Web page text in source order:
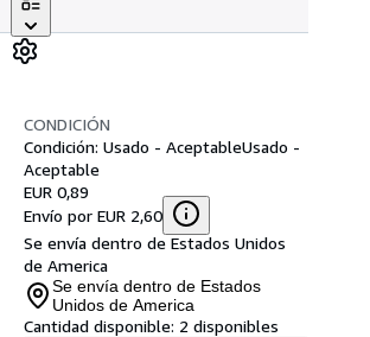
CONDICIÓN
Condición: Usado - AceptableUsado -
Aceptable
EUR 0,89
Envío por EUR 2,60
Se envía dentro de Estados Unidos
de America
Se envía dentro de Estados
Unidos de America
Cantidad disponible: 2 disponibles